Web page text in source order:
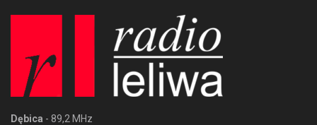
Dębica - 89,2 MHz